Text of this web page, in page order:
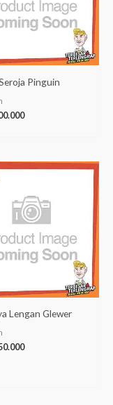
Pinguin
Lengan Glewer